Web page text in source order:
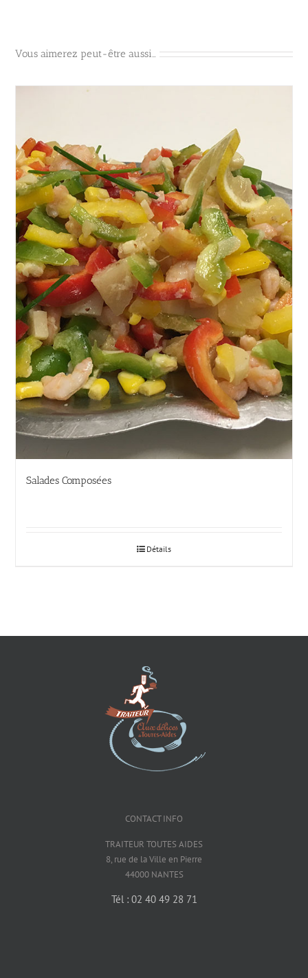
Vous aimerez peut-être aussi…
Salades Composées
Détails
CONTACT INFO
TRAITEUR TOUTES AIDES
8, rue de la Ville en Pierre
44000 NANTES
Tél : 02 40 49 28 71